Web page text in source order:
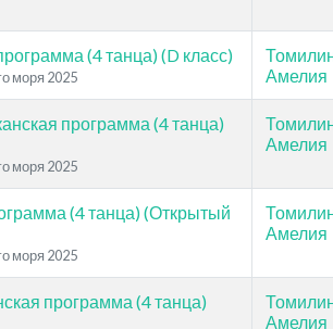
(4 танца) (D класс)
моря 2025
Амелия
программа (4 танца)
моря 2025
Амелия
(4 танца) (Открытый
моря 2025
Амелия
программа (4 танца)
Амелия